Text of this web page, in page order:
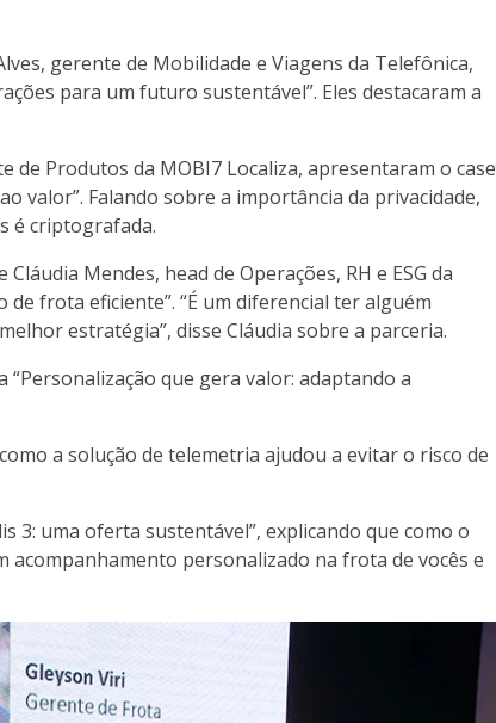
gerente de Mobilidade e Viagens da Telefônica,
para um futuro sustentável”. Eles destacaram a
Produtos da MOBI7 Localiza, apresentaram o case
valor”. Falando sobre a importância da privacidade,
é criptografada.
Mendes, head de Operações, RH e ESG da
frota eficiente”. “É um diferencial ter alguém
estratégia”, disse Cláudia sobre a parceria.
que gera valor: adaptando a
a solução de telemetria ajudou a evitar o risco de
3: uma oferta sustentável”, explicando que como o
acompanhamento personalizado na frota de vocês e